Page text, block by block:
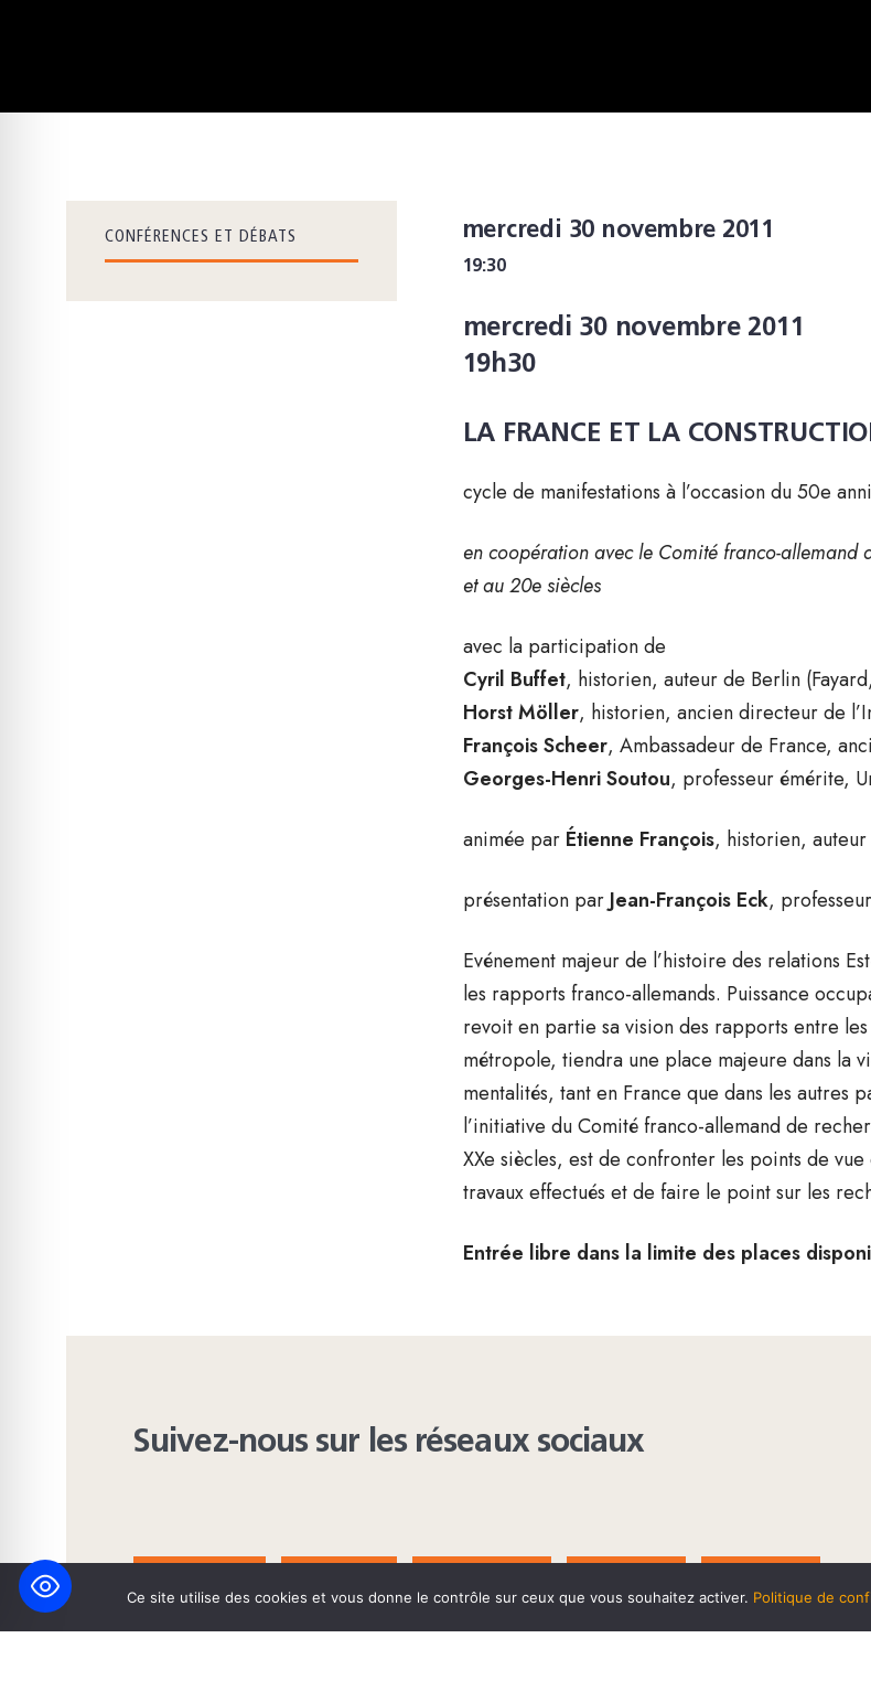
mercredi 30 novembre 2011
19:30
mercredi 30 novembre 2011
19h30
LA FRANCE ET LA
cycle de manifestations à l’occasion du 50e
en coopération avec le Comité franco-allemand
et au 20e siècles
avec la participation de
Cyril Buffet, historien, auteur de Berlin
Horst Möller, historien, ancien directeur de
François Scheer, Ambassadeur de France,
Georges-Henri Soutou, professeur émérite,
animée par Étienne François, historien,
présentation par Jean-François Eck,
Evénement majeur de l’histoire des relations
les rapports franco-allemands. Puissance
revoit en partie sa vision des rapports entre
métropole, tiendra une place majeure dans la
mentalités, tant en France que dans les autres
l’initiative du Comité franco-allemand de
XXe siècles, est de confronter les points de
travaux effectués et de faire le point sur les
Entrée libre dans la limite des places
CONFÉRENCES ET DÉBATS
Suivez-nous sur les réseaux sociaux
Ce site utilise des cookies et vous donne le contrôle sur ceux que vous souhaitez activer. Politique de